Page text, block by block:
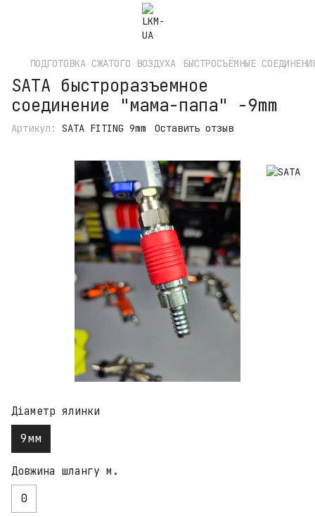
ПОДГОТОВКА СЖАТОГО ВОЗДУХА БЫСТРОСЪЁМНЫЕ
SATA быстроразъемное
соединение "мама-папа" -9mm
Артикул: SATA FITING 9mm Оставить отзыв
Діаметр ялинки
9мм
Довжина шлангу м.
0